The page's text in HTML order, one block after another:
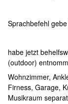
Sprachbefehl
habe jetzt
(outdoor)
Wohnzimmer,
Firness, Garage,
Musikraum separat